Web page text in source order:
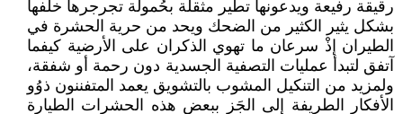
رقيقة رفيعة ويدعونها تطير مثقلة بحُمولة تجرجرها خلفها
بشكل يثير الكثير من الضحك ويحد من حرية الحشرة في
الطيران إذْ سرعان ما تهوي الذكران على الأرضية كيفما
آتفق لتبدأ عمليات التصفية الجسدية دون رحمة أو شفقة،
ولمزيد من التنكيل المشوب بالتشويق يعمد المتفننون ذوُو
الأفكار الطريفة إلى الجَز ببعض هذه الحشرات الطيارة